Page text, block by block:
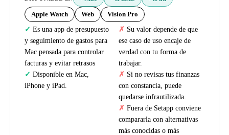
Apple Watch Web Vision Pro
Es una app de presupuesto
y seguimiento de gastos para
Mac pensada para controlar
facturas y evitar retrasos
Disponible en Mac,
iPhone y iPad.
Su valor depende de que
ese caso de uso encaje de
verdad con tu forma de
trabajar.
Si no revisas tus finanzas
con constancia, puede
quedarse infrautilizada.
Fuera de Setapp conviene
compararla con alternativas
más conocidas o más